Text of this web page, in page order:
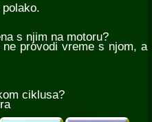
s njim na motoru?
provodi vreme s njom, a
ciklusa?